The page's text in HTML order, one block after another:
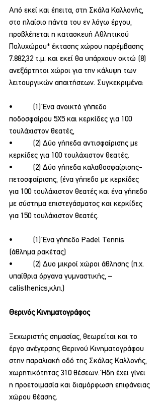
Από εκεί και έπειτα, στη Σκάλα Καλλονής,
στο πλαίσιο πάντα του εν λόγω έργου,
προβλέπεται η κατασκευή Αθλητικού
Πολυχώρου* έκτασης χώρου παρέμβασης
7.882,32 τ.μ. και εκεί θα υπάρχουν οκτώ (8)
ανεξάρτητοι χώροι για την κάλυψη των
λειτουργικών απαιτήσεων. Συγκεκριμένα:
•          (1) Ένα ανοικτό γήπεδο
ποδοσφαίρου 5Χ5 και κερκίδες για 100
τουλάχιστον θεατές,
•          (2) Δύο γήπεδα αντισφαίρισης με
κερκίδες για 100 τουλάχιστον θεατές.
•          (2) Δύο γήπεδα καλαθοσφαίρισης-
πετοσφαίρισης, (ένα γήπεδο με κερκίδες
για 100 τουλάχιστον θεατές και ένα γήπεδο
με σύστημα επιστεγάσματος και κερκίδες
για 150 τουλάχιστον θεατές.
•          (1) Ένα γήπεδο Padel Tennis
(άθλημα ρακέτας)
•          (2) Δυο μικροί χώροι άθλησης (π.χ.
υπαίθρια όργανα γυμναστικής, –
calisthenics,κλπ.)
Θερινός Κινηματογράφος
Ξεχωριστής σημασίας, θεωρείται και το
έργο ανέγερσης Θερινού Κινηματογράφου
στην παραλιακή οδό της Σκάλας Καλλονής,
χωρητικότητας 310 θέσεων. Ήδη έχει γίνει
η προετοιμασία και διαμόρφωση επιφάνειας
χώρου θέασης.